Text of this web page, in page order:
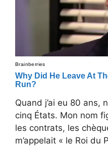
Quand j’ai eu 80 ans,
cinq États. Mon nom
les contrats, les
m’appelait « le Roi du